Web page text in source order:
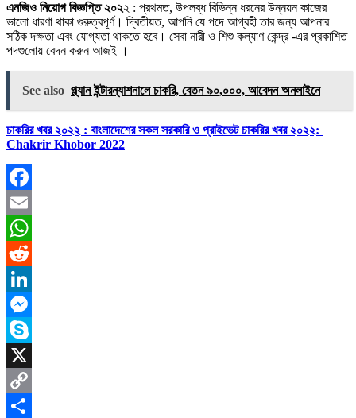
এনজিও নিয়োগ বিজ্ঞপ্তি ২০২২ : প্রথমত, উপলব্ধ বিভিন্ন ধরনের উন্নয়ন কাজের
ভালো ধারণা থাকা গুরুত্বপূর্ণ। দ্বিতীয়ত, আপনি যে পদে আগ্রহী তার জন্য আপনার
সঠিক দক্ষতা এবং যোগ্যতা থাকতে হবে। সেবা নারী ও শিশু কল্যাণ কেন্দ্র -এর প্রকাশিত
পদগুলোয় বেদন করুন আজই ।
See also প্ল্যান ইন্টারন্যাশনালে চাকরি, বেতন ৯০,০০০, আবেদন অনলাইনে
চাকরির খবর ২০২২ : বাংলাদেশের সকল সরকারি ও প্রাইভেট চাকরির খবর ২০২২:
Chakrir Khobor 2022
Facebook
Email
WhatsApp
Reddit
LinkedIn
Messenger
Skype
X
Copy